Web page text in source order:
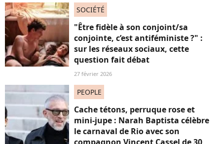
SOCIÉTÉ
"Être fidèle à son conjoint/sa
conjointe, c’est antiféministe ?" :
sur les réseaux sociaux, cette
question fait débat
27 février 2026
PEOPLE
Cache tétons, perruque rose et
mini-jupe : Narah Baptista célèbre
le carnaval de Rio avec son